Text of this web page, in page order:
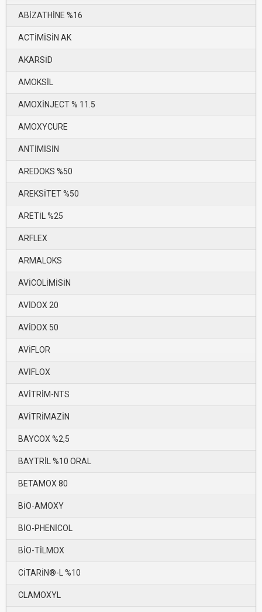
ABİZATHİNE %16
ACTİMİSİN AK
AKARSİD
AMOKSİL
AMOXİNJECT % 11.5
AMOXYCURE
ANTİMİSİN
AREDOKS %50
AREKSİTET %50
ARETİL %25
ARFLEX
ARMALOKS
AVİCOLİMİSİN
AVİDOX 20
AVİDOX 50
AVİFLOR
AVİFLOX
AVİTRİM-NTS
AVİTRİMAZİN
BAYCOX %2,5
BAYTRİL %10 ORAL
BETAMOX 80
BİO-AMOXY
BİO-PHENİCOL
BİO-TİLMOX
CİTARİN®-L %10
CLAMOXYL